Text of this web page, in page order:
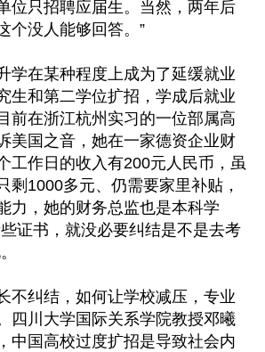
位只招聘应届生。当然，两年后
个没人能够回答。”
学在某种程度上成为了延缓就业
生和第二学位扩招，学成后就业
前在浙江杭州实习的一位部属高
美国之音，她在一家德资企业财
工作日的收入有200元人民币，虽
剩1000多元、仍需要家里补贴，
力，她的财务总监也是本科学
证书，就没必要纠结是不是去考
不纠结，如何让学校减压，专业
四川大学国际关系学院教授邓曦
中国高校过度扩招是导致社会内